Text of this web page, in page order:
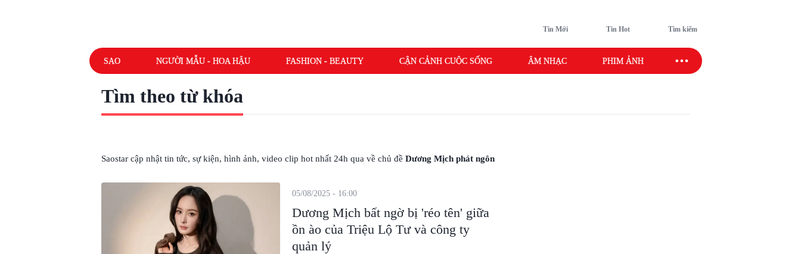
Tin Mới Tin Hot Tìm kiếm
SAO NGƯỜI MẪU - HOA HẬU FASHION - BEAUTY CẬN CẢNH CUỘC SỐNG ÂM NHẠC PHIM ẢNH SAO SPORT
Tìm theo từ khóa
Saostar cập nhật tin tức, sự kiện, hình ảnh, video clip hot nhất 24h qua về chủ đề Dương Mịch phát ngôn
Dương Mịch bất ngờ bị 'réo tên' giữa
ồn ào của Triệu Lộ Tư và công ty
quản lý
05/08/2025 - 16:00